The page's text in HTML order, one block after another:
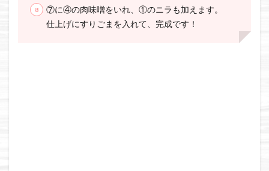
⑦に④の肉味噌をいれ、①のニラも加えます。
仕上げにすりごまを入れて、完成です！